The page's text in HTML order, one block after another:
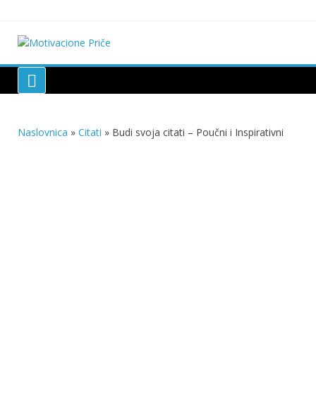
content
Motivacione Priče
Naslovnica » Citati » Budi svoja citati – Poučni i Inspirativni